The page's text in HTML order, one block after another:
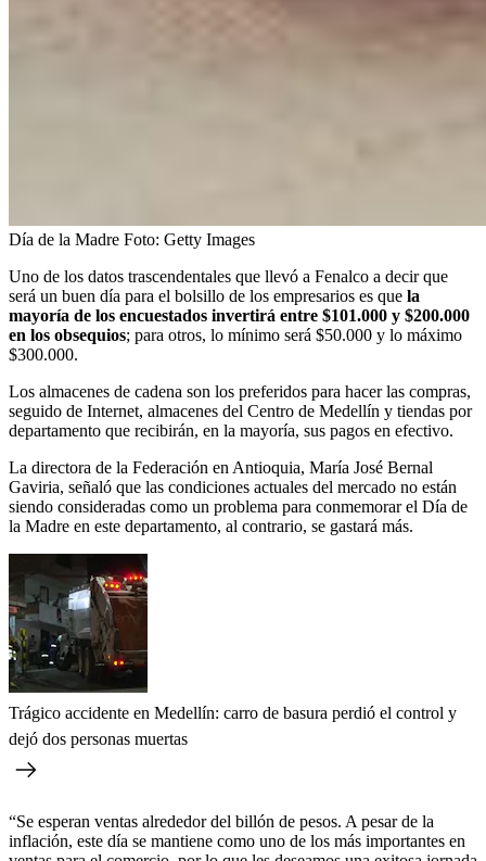
Día de la Madre Foto: Getty Images
Uno de los datos trascendentales que llevó a Fenalco a decir que
será un buen día para el bolsillo de los empresarios es que la
mayoría de los encuestados invertirá entre $101.000 y $200.000
en los obsequios; para otros, lo mínimo será $50.000 y lo máximo
$300.000.
Los almacenes de cadena son los preferidos para hacer las compras,
seguido de Internet, almacenes del Centro de Medellín y tiendas por
departamento que recibirán, en la mayoría, sus pagos en efectivo.
La directora de la Federación en Antioquia, María José Bernal
Gaviria, señaló que las condiciones actuales del mercado no están
siendo consideradas como un problema para conmemorar el Día de
la Madre en este departamento, al contrario, se gastará más.
Trágico accidente en Medellín: carro de basura perdió el control y
dejó dos personas muertas
“Se esperan ventas alrededor del billón de pesos. A pesar de la
inflación, este día se mantiene como uno de los más importantes en